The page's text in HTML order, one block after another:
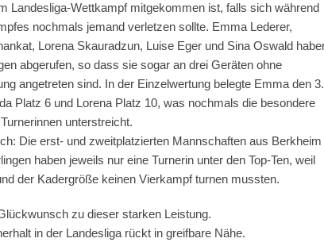
Landesliga-Wettkampf mitgekommen ist, falls sich während
nochmals jemand verletzen sollte. Emma Lederer,
Lorena Skauradzun, Luise Eger und Sina Oswald
abgerufen, so dass sie sogar an drei Geräten ohne
angetreten sind. In der Einzelwertung belegte Emma den 3.
Platz 6 und Lorena Platz 10, was nochmals die besondere
unterstreicht.
Die erst- und zweitplatzierten Mannschaften aus Berkheim
haben jeweils nur eine Turnerin unter den Top-Ten, weil
der Kadergröße keinen Vierkampf turnen mussten.
zu dieser starken Leistung.
in der Landesliga rückt in greifbare Nähe.